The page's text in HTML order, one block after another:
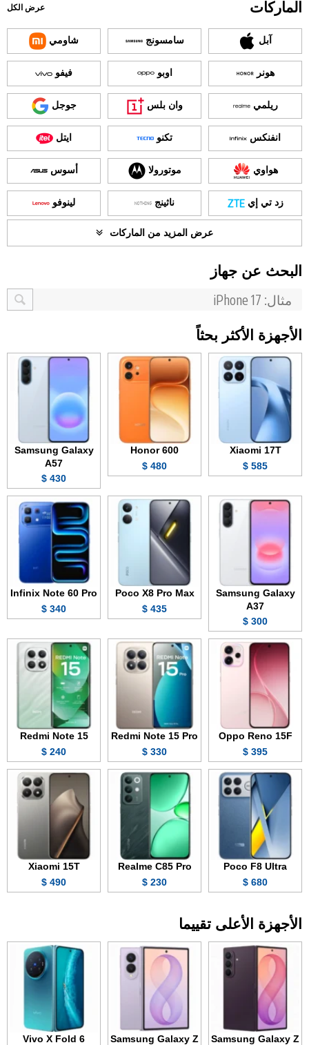
الماركات عرض الكل
آبل سامسونج شاومي
هونر اوبو فيفو
ريلمي وان بلس جوجل
انفنكس تكنو ايتل
هواوي موتورولا أسوس
زد تي إي ناثينج لينوفو
عرض المزيد من الماركات
البحث عن جهاز
الأجهزة الأكثر بحثاً
Xiaomi 17T
585 $
Honor 600
480 $
Samsung Galaxy
A57
430 $
Samsung Galaxy
A37
300 $
Poco X8 Pro Max
435 $
Infinix Note 60 Pro
340 $
Oppo Reno 15F
395 $
Redmi Note 15 Pro
330 $
Redmi Note 15
240 $
Poco F8 Ultra
680 $
Realme C85 Pro
230 $
Xiaomi 15T
490 $
الأجهزة الأعلى تقييما
Samsung Galaxy Z
Samsung Galaxy Z
Vivo X Fold 6